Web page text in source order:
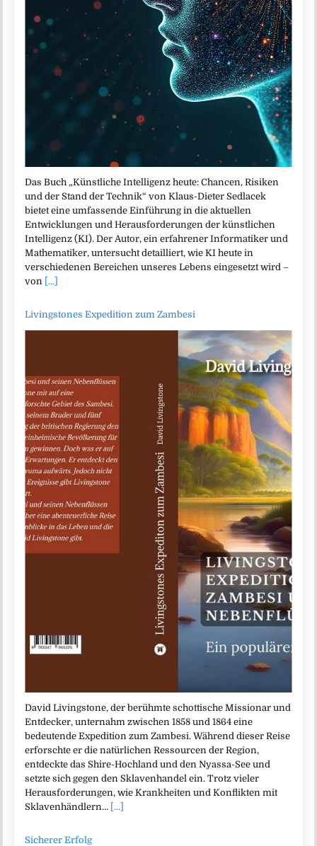
Das Buch „Künstliche Intelligenz heute: Chancen, Risiken
und der Stand der Technik“ von Klaus-Dieter Sedlacek
bietet eine umfassende Einführung in die aktuellen
Entwicklungen und Herausforderungen der künstlichen
Intelligenz (KI). Der Autor, ein erfahrener Informatiker und
Mathematiker, untersucht detailliert, wie KI heute in
verschiedenen Bereichen unseres Lebens eingesetzt wird –
von [...]
Livingstones Expedition zum Zambesi
David Livingstone, der berühmte schottische Missionar und
Entdecker, unternahm zwischen 1858 und 1864 eine
bedeutende Expedition zum Zambesi. Während dieser Reise
erforschte er die natürlichen Ressourcen der Region,
entdeckte das Shire-Hochland und den Nyassa-See und
setzte sich gegen den Sklavenhandel ein. Trotz vieler
Herausforderungen, wie Krankheiten und Konflikten mit
Sklavenhändlern… [...]
Sicherer Erfolg